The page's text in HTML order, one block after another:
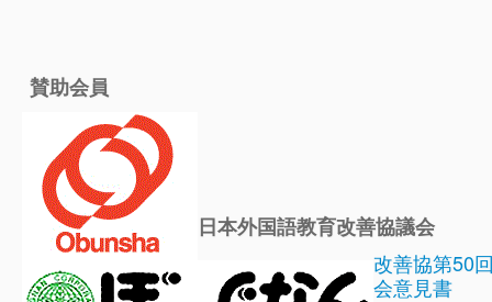
賛助会員
日本外国語教育改善協議会
改善協第50
会意見書